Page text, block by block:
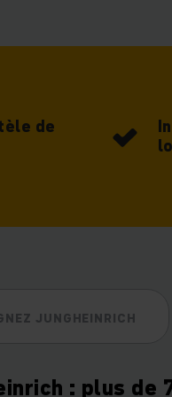
à vos enjeux
de
JUNGHEINRICH
: plus de